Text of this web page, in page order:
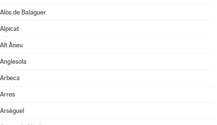
Alòs de Balaguer
Alpicat
Alt Àneu
Anglesola
Arbeca
Arres
Arsèguel